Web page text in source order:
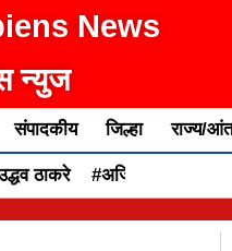
News
न्युज
संपादकीय जिल्हा राज्य/
ठाकरे #अजित पवार